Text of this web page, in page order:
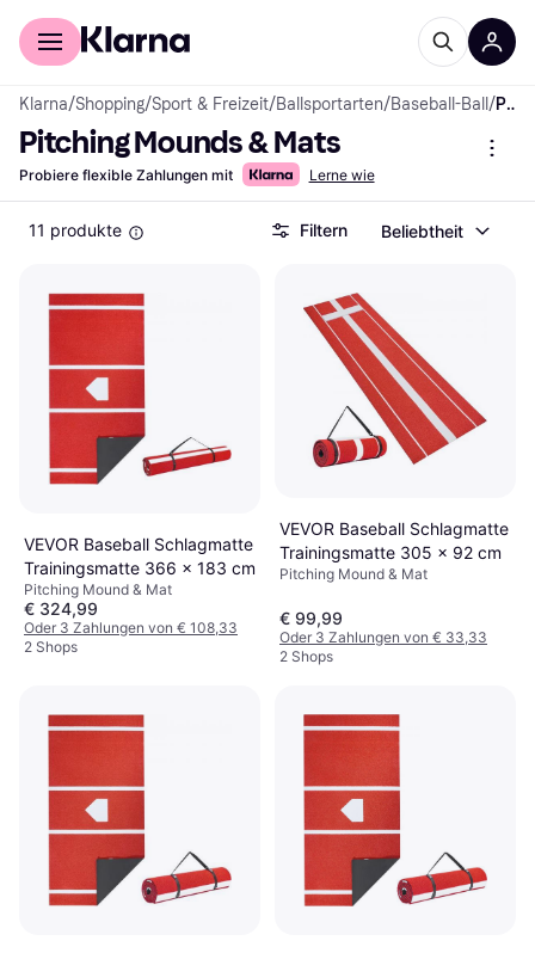
Für Shopper
Klarna/Shopping/Sport & Freizeit/Ballsportarten/Baseball-Ball / Pitching Mounds & Mats
Pitching Mounds & Mats
Probiere flexible Zahlungen mit Lerne wie
11 produkte Filtern Beliebtheit
VEVOR Baseball Schlagmatte
Trainingsmatte 366 x 183 cm
Pitching Mound & Mat
€ 324,99
Oder 3 Zahlungen von € 108,33
2 Shops
VEVOR Baseball Schlagmatte
Trainingsmatte 305 x 92 cm
Pitching Mound & Mat
€ 99,99
Oder 3 Zahlungen von € 33,33
2 Shops